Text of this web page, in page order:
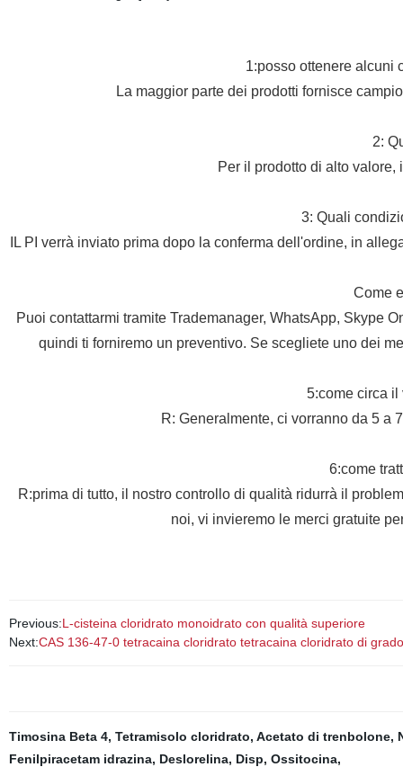
1:posso ottenere alcuni
La maggior parte dei prodotti fornisce
2:
Per il prodotto di alto valore,
3: Quali
IL PI verrà inviato prima dopo la conferma dell'ordine, in
Come
Puoi contattarmi tramite Trademanager, WhatsApp, Skype
quindi ti forniremo un preventivo. Se scegliete uno dei
5:come circa
R: Generalmente, ci vorranno da 5 a
6:come
R:prima di tutto, il nostro controllo di qualità ridurrà il
noi, vi invieremo le merci gratuite
Previous:L-cisteina cloridrato monoidrato con qualità superiore
Next:CAS 136-47-0 tetracaina cloridrato tetracaina cloridrato di
Timosina Beta 4, Tetramisolo cloridrato, Acetato di trenbolone,
Fenilpiracetam idrazina, Deslorelina, Disp, Ossitocina,